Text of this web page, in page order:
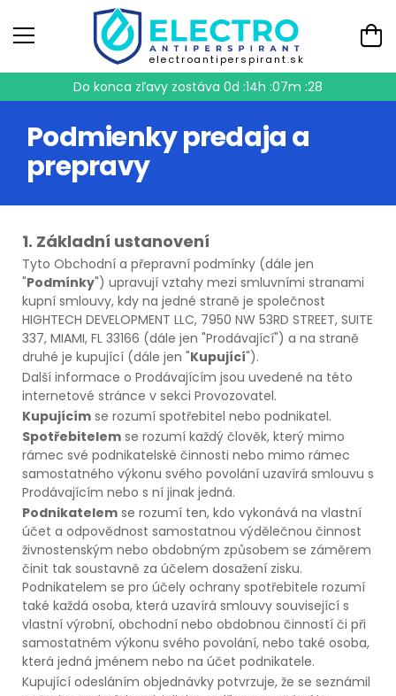
electroantiperspirant.sk
Do konca zľavy zostáva 0d :14h :07m :27
Podmienky predaja a
prepravy
1. Základní ustanovení
Tyto Obchodní a přepravní podmínky (dále jen
"Podmínky") upravují vztahy mezi smluvními stranami
kupní smlouvy, kdy na jedné straně je společnost
HIGHTECH DEVELOPMENT LLC, 7950 NW 53RD STREET, SUITE
337, MIAMI, FL 33166 (dále jen "Prodávající") a na straně
druhé je kupující (dále jen "Kupující").
Další informace o Prodávajícím jsou uvedené na této
internetové stránce v sekci Provozovatel.
Kupujícím se rozumí spotřebitel nebo podnikatel.
Spotřebitelem se rozumí každý člověk, který mimo
rámec své podnikatelské činnosti nebo mimo rámec
samostatného výkonu svého povolání uzavírá smlouvu s
Prodávajícím nebo s ní jinak jedná.
Podnikatelem se rozumí ten, kdo vykonává na vlastní
účet a odpovědnost samostatnou výdělečnou činnost
živnostenským nebo obdobným způsobem se záměrem
činit tak soustavně za účelem dosažení zisku.
Podnikatelem se pro účely ochrany spotřebitele rozumí
také každá osoba, která uzavírá smlouvy související s
vlastní výrobní, obchodní nebo obdobnou činností či při
samostatném výkonu svého povolání, nebo také osoba,
která jedná jménem nebo na účet podnikatele.
Kupující odesláním objednávky potvrzuje, že se seznámil